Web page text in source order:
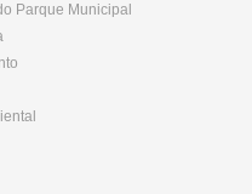
Parque Municipal